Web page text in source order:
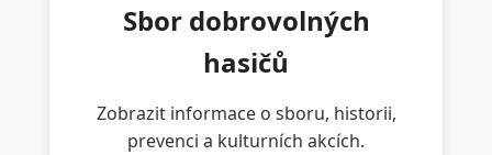
Sbor dobrovolných
hasičů
Zobrazit informace o sboru, historii,
prevenci a kulturních akcích.